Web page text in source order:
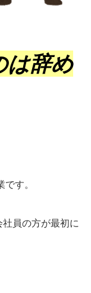
は辞め
す。
員の方が最初に